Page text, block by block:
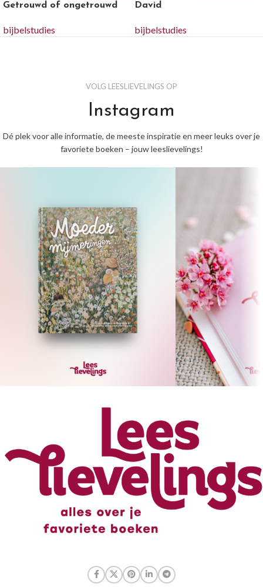
Getrouwd of ongetrouwd
bijbelstudies
David
bijbelstudies
VOLG LEESLIEVELINGS OP
Instagram
Dé plek voor alle informatie, de meeste inspiratie en meer leuks over je
favoriete boeken – jouw leeslievelings!